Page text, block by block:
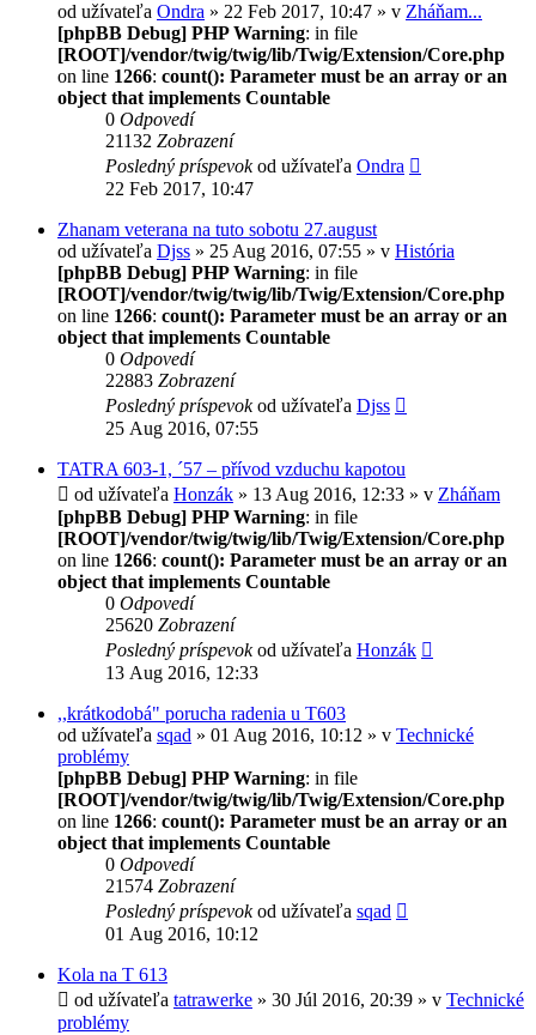
od užívateľa Ondra » 22 Feb 2017, 10:47 » v Zháňam...
[phpBB Debug] PHP Warning: in file
[ROOT]/vendor/twig/twig/lib/Twig/Extension/Core.php
on line 1266: count(): Parameter must be an array or an
object that implements Countable
0 Odpovedí
21132 Zobrazení
Posledný príspevokod užívateľa Ondra
22 Feb 2017, 10:47
Zhanam veterana na tuto sobotu 27.august
od užívateľa Djss » 25 Aug 2016, 07:55 » v História
[phpBB Debug] PHP Warning: in file
[ROOT]/vendor/twig/twig/lib/Twig/Extension/Core.php
on line 1266: count(): Parameter must be an array or an
object that implements Countable
0 Odpovedí
22883 Zobrazení
Posledný príspevokod užívateľa Djss
25 Aug 2016, 07:55
TATRA 603-1, ´57 – přívod vzduchu kapotou
od užívateľa Honzák » 13 Aug 2016, 12:33 » v Zháňam
[phpBB Debug] PHP Warning: in file
[ROOT]/vendor/twig/twig/lib/Twig/Extension/Core.php
on line 1266: count(): Parameter must be an array or an
object that implements Countable
0 Odpovedí
25620 Zobrazení
Posledný príspevokod užívateľa Honzák
13 Aug 2016, 12:33
,,krátkodobá" porucha radenia u T603
od užívateľa sqad » 01 Aug 2016, 10:12 » v Technické
problémy
[phpBB Debug] PHP Warning: in file
[ROOT]/vendor/twig/twig/lib/Twig/Extension/Core.php
on line 1266: count(): Parameter must be an array or an
object that implements Countable
0 Odpovedí
21574 Zobrazení
Posledný príspevokod užívateľa sqad
01 Aug 2016, 10:12
Kola na T 613
od užívateľa tatrawerke » 30 Júl 2016, 20:39 » v Technické
problémy